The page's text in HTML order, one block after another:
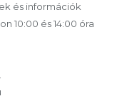
és információk
10:00 és 14:00 óra